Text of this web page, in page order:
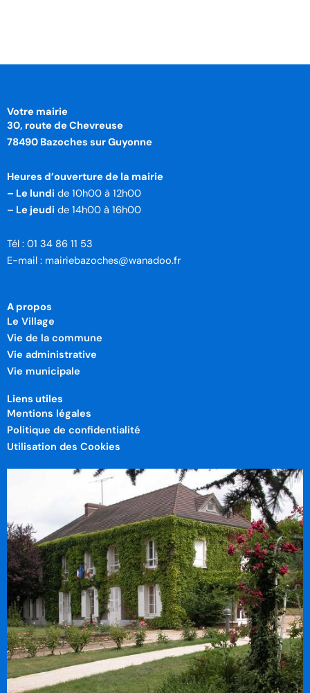
Votre mairie
30, route de Chevreuse
78490 Bazoches sur Guyonne
Heures d’ouverture de la mairie
– Le lundi de 10h00 à 12h00
– Le jeudi de 14h00 à 16h00
Tél : 01 34 86 11 53
E-mail : mairiebazoches@wanadoo.fr
A propos
Le Village
Vie de la commune
Vie administrative
Vie municipale
Liens utiles
Mentions légales
Politique de confidentialité
Utilisation des Cookies